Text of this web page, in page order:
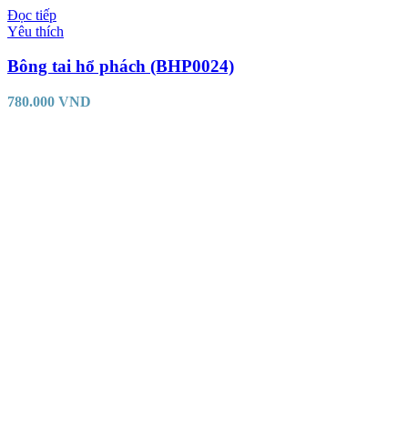
Đọc tiếp
Yêu thích
Bông tai hổ phách (BHP0024)
780.000 VND